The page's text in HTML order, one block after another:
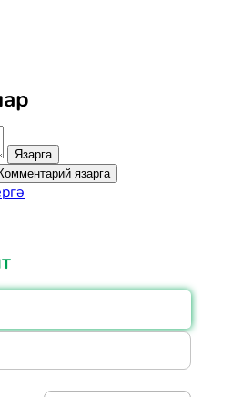
Язарга
Комментарий язарга